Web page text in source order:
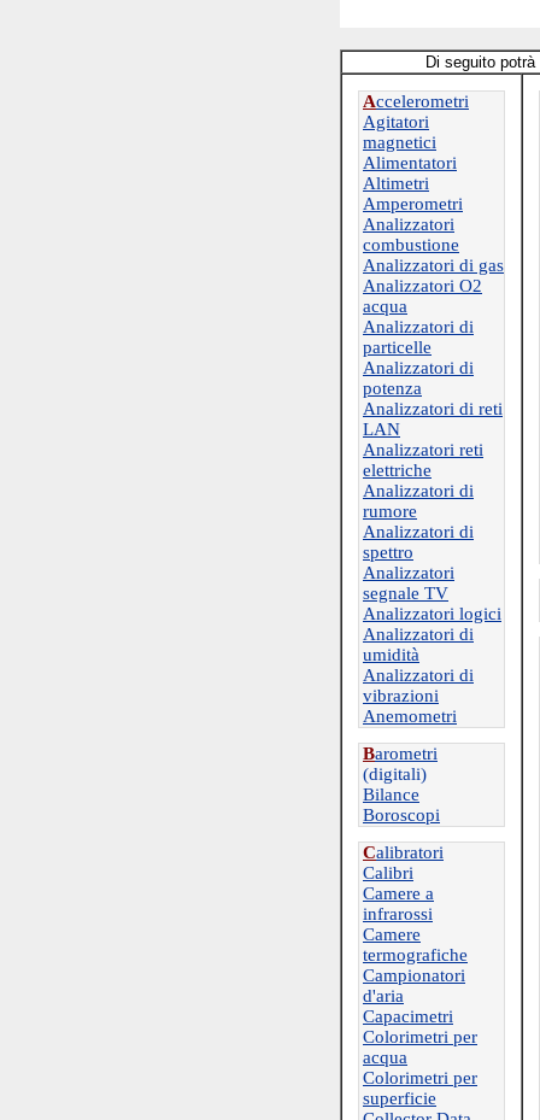
Di seguito
Accelerometri
Agitatori
magnetici
Alimentatori
Altimetri
Amperometri
Analizzatori
combustione
Analizzatori di gas
Analizzatori O2
acqua
Analizzatori di
particelle
Analizzatori di
potenza
Analizzatori di reti
LAN
Analizzatori reti
elettriche
Analizzatori di
rumore
Analizzatori di
spettro
Analizzatori
segnale TV
Analizzatori logici
Analizzatori di
umidità
Analizzatori di
vibrazioni
Anemometri
Barometri
(digitali)
Bilance
Boroscopi
Calibratori
Calibri
Camere a
infrarossi
Camere
termografiche
Campionatori
d'aria
Capacimetri
Colorimetri per
acqua
Colorimetri per
superficie